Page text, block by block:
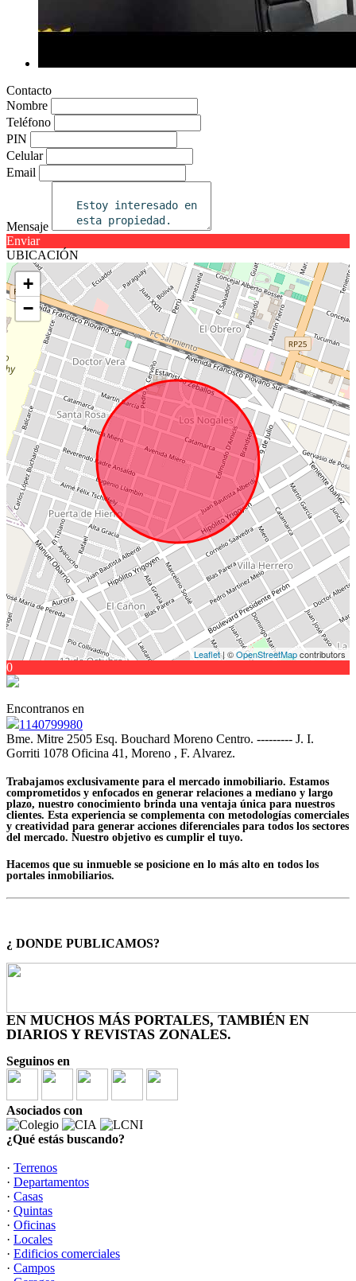
Contacto
Nombre
Teléfono
PIN
Celular
Email
Mensaje
Enviar
UBICACIÓN
+
−
Leaflet| ©OpenStreetMapcontributors
0
Encontranos en
1140799980
Bme. Mitre 2505 Esq. Bouchard Moreno Centro. --------- J. I.
Gorriti 1078 Oficina 41, Moreno , F. Alvarez.
Trabajamos exclusivamente para el mercado inmobiliario. Estamos
comprometidos y enfocados en generar relaciones a mediano y largo
plazo, nuestro conocimiento brinda una ventaja única para nuestros
clientes. Esta experiencia se complementa con metodologías comerciales
y creatividad para generar acciones diferenciales para todos los sectores
del mercado. Nuestro objetivo es cumplir el tuyo.
Hacemos que su inmueble se posicione en lo más alto en todos los
portales inmobiliarios.
¿ DONDE PUBLICAMOS?
EN MUCHOS MÁS PORTALES, TAMBIÉN EN
DIARIOS Y REVISTAS ZONALES.
Seguinos en
Asociados con
¿Qué estás buscando?
· Terrenos
· Departamentos
· Casas
· Quintas
· Oficinas
· Locales
· Edificios comerciales
· Campos